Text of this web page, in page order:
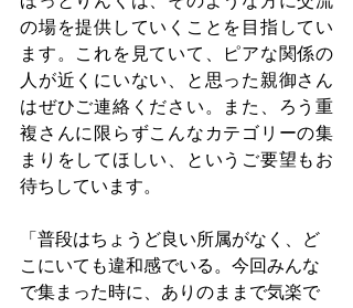
の場を提供していくことを目指してい
ます。これを見ていて、ピアな関係の
人が近くにいない、と思った親御さん
はぜひご連絡ください。また、ろう重
複さんに限らずこんなカテゴリーの集
まりをしてほしい、というご要望もお
待ちしています。
「普段はちょうど良い所属がなく、ど
こにいても違和感でいる。今回みんな
で集まった時に、ありのままで気楽で